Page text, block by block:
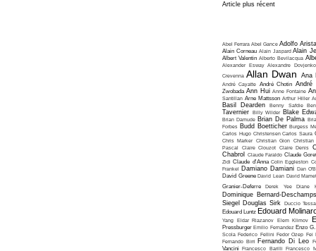
Article plus récent
Abel Ferrara Abel Gance Adolfo
Alain Corneau Alain Jaspard Alain
Albert Valentin Alberto Bevilacqua
Alexander Esway Alexandre Dovjenko
Crevenna Allan Dwan Ana
André Cayatte André Chotin André
Zwobada Ann Hui Anne Fontaine
Santillan Arne Mattsson Arthur Hiller
Basil Dearden Benny Safdie
Tavernier Billy Wilder Blake
Brian Damude Brian De Palma
Forbes Budd Boetticher Burgess
Carlos Hugo Christensen Carlos Saura
Chris Marker Christian Gion Christian
Pascal
Claire Clouzot Claire Denis
Chabrol
Claude Faraldo Claude
Zidi Claude d'Anna Colin Eggleston
Frankel Damiano Damiani Dan
David Greene David Lean David
Granier-Deferre
Derek Yee Diane
Dominique Bernard-
Siegel
Douglas Sirk Duccio
Edouard Luntz Edouard
Yang Eldar Riazanov Elem Klimov
Pressburger Emilio Fernandez Enzo
Scola Federico Fellini Fedor Ozep Fei
Fernando Birri Fernando Di Leo
Vancini Francesco Barilli Francesco